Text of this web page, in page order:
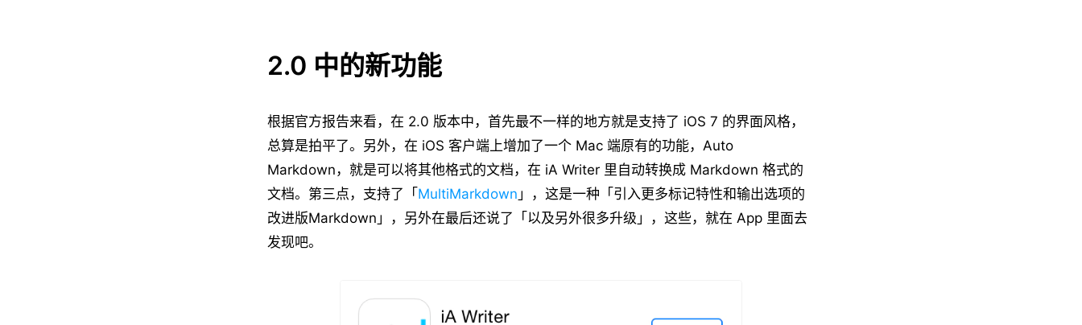
2.0 中的新功能
根据官方报告来看，在 2.0 版本中，首先最不一样的地方就是支持了 iOS 7 的界面风格，
总算是拍平了。另外，在 iOS 客户端上增加了一个 Mac 端原有的功能，Auto
Markdown，就是可以将其他格式的文档，在 iA Writer 里自动转换成 Markdown 格式的
文档。第三点，支持了「MultiMarkdown 」，这是一种「引入更多标记特性和输出选项的
改进版Markdown」，另外在最后还说了「以及另外很多升级」，这些，就在 App 里面去
发现吧。